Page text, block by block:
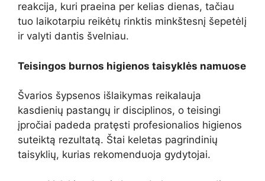
reakcija, kuri praeina per kelias dienas, tačiau
tuo laikotarpiu reikėtų rinktis minkštesnį šepetėlį
ir valyti dantis švelniau.
Teisingos burnos higienos taisyklės namuose
Švarios šypsenos išlaikymas reikalauja
kasdienių pastangų ir disciplinos, o teisingi
įpročiai padeda pratęsti profesionalios higienos
suteiktą rezultatą. Štai keletas pagrindinių
taisyklių, kurias rekomenduoja gydytojai.